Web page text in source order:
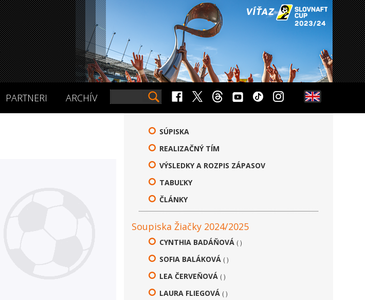
PARTNERI ARCHÍV
SÚPISKA
REALIZAČNÝ TÍM
VÝSLEDKY A ROZPIS ZÁPASOV
TABUĽKY
ČLÁNKY
Soupiska Žiačky 2024/2025
CYNTHIA BADÁŇOVÁ ( )
SOFIA BALÁKOVÁ ( )
LEA ČERVEŇOVÁ ( )
LAURA FLIEGOVÁ ( )